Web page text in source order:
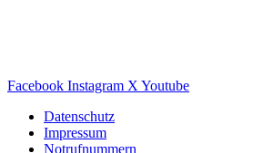
Facebook Instagram X Youtube
Datenschutz
Impressum
Notrufnummern